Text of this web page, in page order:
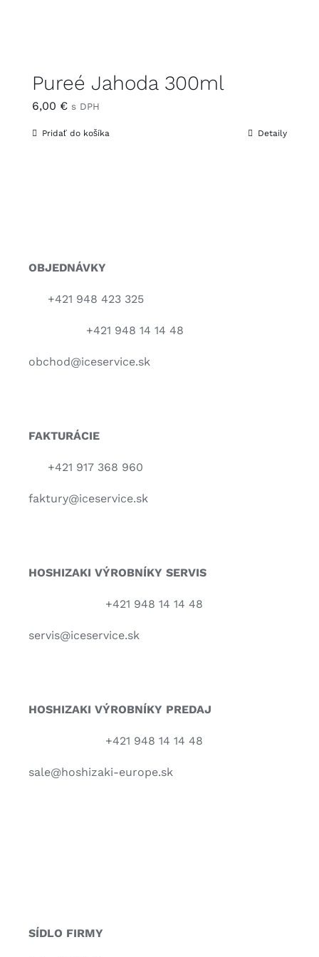
Pureé Jahoda 300ml
6,00 € s DPH
Pridať do košíka Detaily
OBJEDNÁVKY
+421 948 423 325
+421 948 14 14 48
obchod@iceservice.sk
FAKTURÁCIE
+421 917 368 960
faktury@iceservice.sk
HOSHIZAKI VÝROBNÍKY SERVIS
+421 948 14 14 48
servis@iceservice.sk
HOSHIZAKI VÝROBNÍKY PREDAJ
+421 948 14 14 48
sale@hoshizaki-europe.sk
SÍDLO FIRMY